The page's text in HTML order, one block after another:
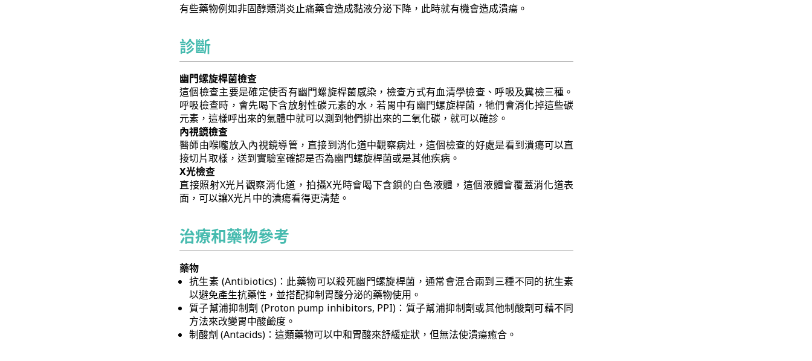
有些藥物例如非固醇類消炎止痛藥會造成黏液分泌下降，此時就有機會造成潰瘍。
診斷
幽門螺旋桿菌檢查
這個檢查主要是確定使否有幽門螺旋桿菌感染，檢查方式有血清學檢查、呼吸及糞檢三種。
呼吸檢查時，會先喝下含放射性碳元素的水，若胃中有幽門螺旋桿菌，牠們會消化掉這些碳
元素，這樣呼出來的氣體中就可以測到牠們排出來的二氧化碳，就可以確診。
內視鏡檢查
醫師由喉嚨放入內視鏡導管，直接到消化道中觀察病灶，這個檢查的好處是看到潰瘍可以直
接切片取樣，送到實驗室確認是否為幽門螺旋桿菌或是其他疾病。
X光檢查
直接照射X光片觀察消化道，拍攝X光時會喝下含鋇的白色液體，這個液體會覆蓋消化道表
面，可以讓X光片中的潰瘍看得更清楚。
治療和藥物參考
藥物
抗生素 (Antibiotics)：此藥物可以殺死幽門螺旋桿菌，通常會混合兩到三種不同的抗生素
以避免產生抗藥性，並搭配抑制胃酸分泌的藥物使用。
質子幫浦抑制劑 (Proton pump inhibitors, PPI)：質子幫浦抑制劑或其他制酸劑可藉不同
方法來改變胃中酸鹼度。
制酸劑 (Antacids)：這類藥物可以中和胃酸來舒緩症狀，但無法使潰瘍癒合。